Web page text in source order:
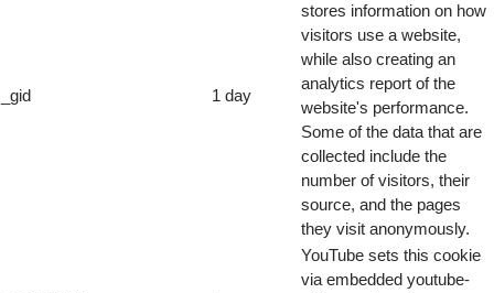
_gid 1 day
stores information on how
visitors use a website,
while also creating an
analytics report of the
website's performance.
Some of the data that are
collected include the
number of visitors, their
source, and the pages
they visit anonymously.
YouTube sets this cookie
via embedded youtube-